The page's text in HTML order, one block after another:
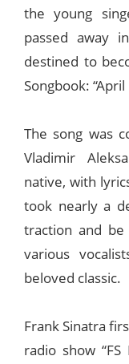
the young
passed away
destined to
Songbook: “April
The song was
Vladimir
native, with
took nearly a
traction and
various
beloved classic.
Frank Sinatra
radio show